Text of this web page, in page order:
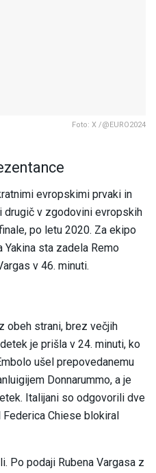
Foto: X /@EURO2024
evropskimi prvaki in
v zgodovini evropskih
po letu 2020. Za ekipo
sta zadela Remo
v 46. minuti.
obeh strani, brez večjih
je prišla v 24. minuti, ko
ušel prepovedanemu
Donnarummo, a je
Italijani so odgovorili dve
Chiese blokiral
Po podaji Rubena Vargasa z